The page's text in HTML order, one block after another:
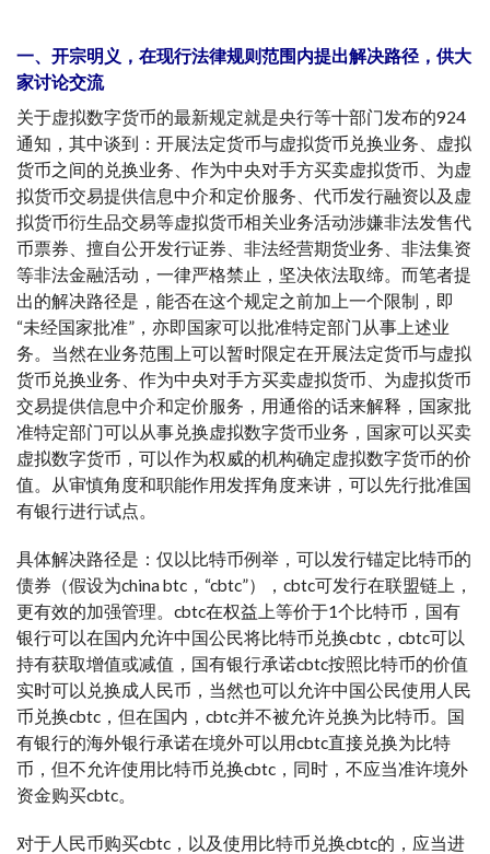
一、开宗明义，在现行法律规则范围内提出解决路径，供大
家讨论交流
关于虚拟数字货币的最新规定就是央行等十部门发布的924
通知，其中谈到：开展法定货币与虚拟货币兑换业务、虚拟
货币之间的兑换业务、作为中央对手方买卖虚拟货币、为虚
拟货币交易提供信息中介和定价服务、代币发行融资以及虚
拟货币衍生品交易等虚拟货币相关业务活动涉嫌非法发售代
币票券、擅自公开发行证券、非法经营期货业务、非法集资
等非法金融活动，一律严格禁止，坚决依法取缔。而笔者提
出的解决路径是，能否在这个规定之前加上一个限制，即
“未经国家批准”，亦即国家可以批准特定部门从事上述业
务。当然在业务范围上可以暂时限定在开展法定货币与虚拟
货币兑换业务、作为中央对手方买卖虚拟货币、为虚拟货币
交易提供信息中介和定价服务，用通俗的话来解释，国家批
准特定部门可以从事兑换虚拟数字货币业务，国家可以买卖
虚拟数字货币，可以作为权威的机构确定虚拟数字货币的价
值。从审慎角度和职能作用发挥角度来讲，可以先行批准国
有银行进行试点。
具体解决路径是：仅以比特币例举，可以发行锚定比特币的
债券（假设为china btc，“cbtc”），cbtc可发行在联盟链上，
更有效的加强管理。cbtc在权益上等价于1个比特币，国有
银行可以在国内允许中国公民将比特币兑换cbtc，cbtc可以
持有获取增值或减值，国有银行承诺cbtc按照比特币的价值
实时可以兑换成人民币，当然也可以允许中国公民使用人民
币兑换cbtc，但在国内，cbtc并不被允许兑换为比特币。国
有银行的海外银行承诺在境外可以用cbtc直接兑换为比特
币，但不允许使用比特币兑换cbtc，同时，不应当准许境外
资金购买cbtc。
对于人民币购买cbtc，以及使用比特币兑换cbtc的，应当进